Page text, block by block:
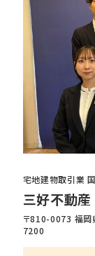
宅地建物取引業
三好不動
〒810-0073 福
7200